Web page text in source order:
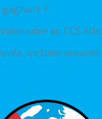
?
au CCS
victoire assurée